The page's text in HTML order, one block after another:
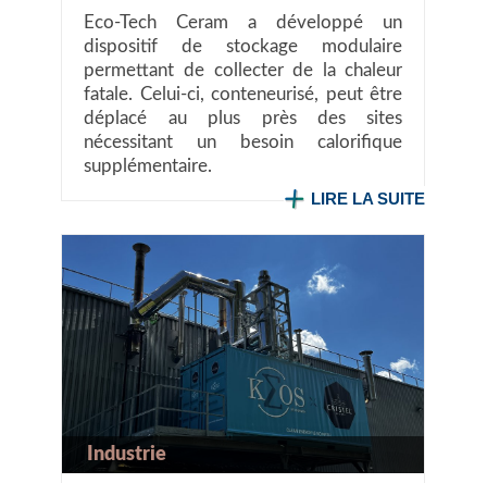
Eco-Tech Ceram a développé un
dispositif de stockage modulaire
permettant de collecter de la chaleur
fatale. Celui-ci, conteneurisé, peut être
déplacé au plus près des sites
nécessitant un besoin calorifique
supplémentaire.
LIRE LA SUITE
Industrie